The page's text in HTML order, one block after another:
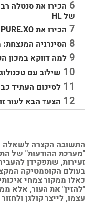
הקצרה לשאלה מה
ההודעות" של התאים
שתפקידן להעביר
הקוסמטיקה
ממקור צמחי
את העור, אלא ממש
לייצר קולגן ולחזור
של HL
הכירו את PURE.XO: כשמדע פוגש יופי
הסינרגיה המנצחת:
למה דווקא במכון
שילוב עם
לסיכום העתיד כבר
הצעד הבא לעור